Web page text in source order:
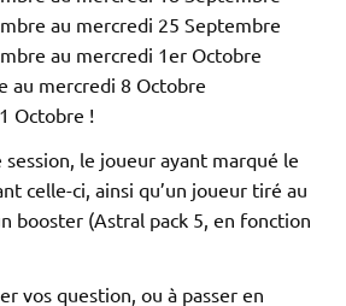
au mercredi 25 Septembre
au mercredi 1er Octobre
au mercredi 8 Octobre
Octobre !
session, le joueur ayant marqué le
celle-ci, ainsi qu’un joueur tiré au
booster (Astral pack 5, en fonction
vos question, ou à passer en